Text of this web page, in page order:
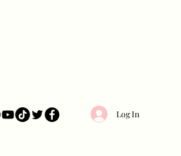
Log In